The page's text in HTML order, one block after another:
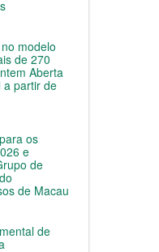
modelo
de 270
Aberta
a partir de
os
e
de
de Macau
de